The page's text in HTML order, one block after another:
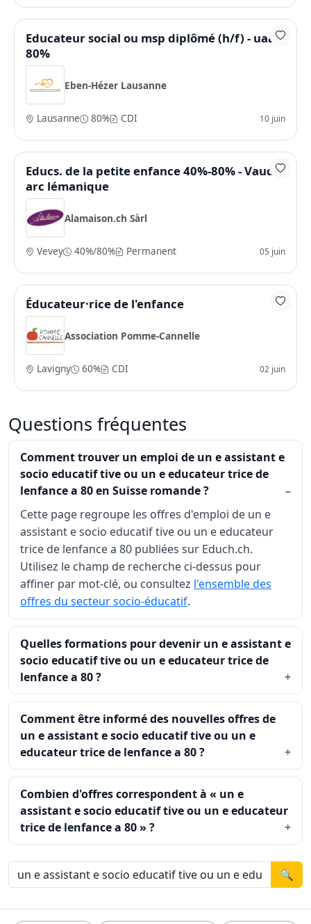
Educateur social ou msp diplômé (h/f) - uaa -
80%
Eben-Hézer Lausanne
Lausanne 80% CDI 10 juin
Educs. de la petite enfance 40%-80% - Vaud /
arc lémanique
Alamaison.ch Sàrl
Vevey 40%/80% Permanent 05 juin
Éducateur·rice de l'enfance
Association Pomme-Cannelle
Lavigny 60% CDI 02 juin
Questions fréquentes
Comment trouver un emploi de un e assistant e
socio educatif tive ou un e educateur trice de
lenfance a 80 en Suisse romande ?
Cette page regroupe les offres d'emploi de un e
assistant e socio educatif tive ou un e educateur
trice de lenfance a 80 publiées sur Educh.ch.
Utilisez le champ de recherche ci-dessus pour
affiner par mot-clé, ou consultez l'ensemble des
offres du secteur socio-éducatif.
Quelles formations pour devenir un e assistant e
socio educatif tive ou un e educateur trice de
lenfance a 80 ?
Comment être informé des nouvelles offres de
un e assistant e socio educatif tive ou un e
educateur trice de lenfance a 80 ?
Combien d'offres correspondent à « un e
assistant e socio educatif tive ou un e educateur
trice de lenfance a 80 » ?
🔍